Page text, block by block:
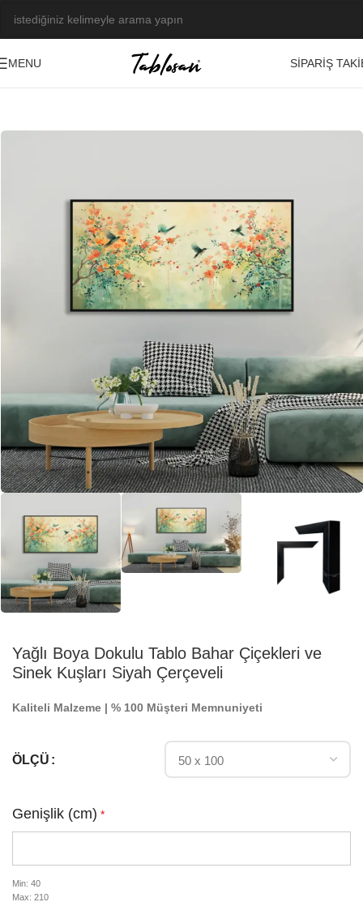
MENU
SIPARIŞ
Yağlı Boya Dokulu Tablo Bahar Çiçekleri ve
Sinek Kuşları Siyah Çerçeveli
Kaliteli Malzeme | % 100 Müşteri Memnuniyeti
ÖLÇÜ
Genişlik (cm) *
Min: 40
Max: 210